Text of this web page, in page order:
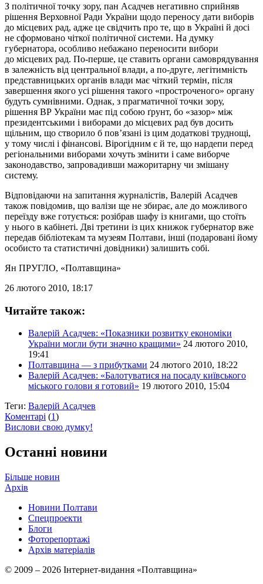
З політичної точку зору, пан Асадчев негативно сприйняв
рішення Верховної Ради України щодо переносу дати виборів
до місцевих рад, адже це свідчить про те, що в Україні й досі
не сформовано чіткої політичної системи. На думку
губернатора, особливо небажано переносити вибори
до місцевих рад. По-перше, це ставить органи самоврядування
в залежність від центральної влади, а по-друге, легітимність
представницьких органів влади має чіткий термін, після
завершення якого усі рішення такого «простроченого» органу
будуть сумнівними. Однак, з прагматичної точки зору,
рішення ВР України має під собою ґрунт, бо «зазор» між
президентськими і виборами до місцевих рад був досить
щільним, що створило б пов’язані із цим додаткові труднощі,
у тому числі і фінансові. Вірогідним є й те, що нардепи перед
регіональними виборами хочуть змінити і саме виборче
законодавство, запровадивши мажоритарну чи змішану
систему.
Відповідаючи на запитання журналістів, Валерій Асадчев
також повідомив, що валізи ще не збирає, але до можливого
переїзду вже готується: розібрав шафу із книгами, що стоїть
у нього в кабінеті. Дві третини із цих книжок губернатор вже
передав бібліотекам та музеям Полтави, інші (подаровані йому
особисто та статистичні довідники) залишить собі.
Ян ПРУГЛО, «Полтавщина»
26 лютого 2010, 18:17
Читайте також:
Валерій Асадчев: «Показники розвитку економіки
України могли бути значно кращими» 24 лютого 2010,
19:41
Полтавщина — з прибутками 24 лютого 2010, 18:22
Валерій Асадчев: «Балотуватися на посаду київського
міського голови я готовий» 19 лютого 2010, 15:04
Теги: Валерій Асадчев
Коментарі (1)
Вислови свою думку!
Останні новини
Більше новин
Архів
Новини Полтави
Спецпроекти
Блоги
Фоторепортажі
Архів матеріалів
© 2009 – 2026 Інтернет-видання «Полтавщина»